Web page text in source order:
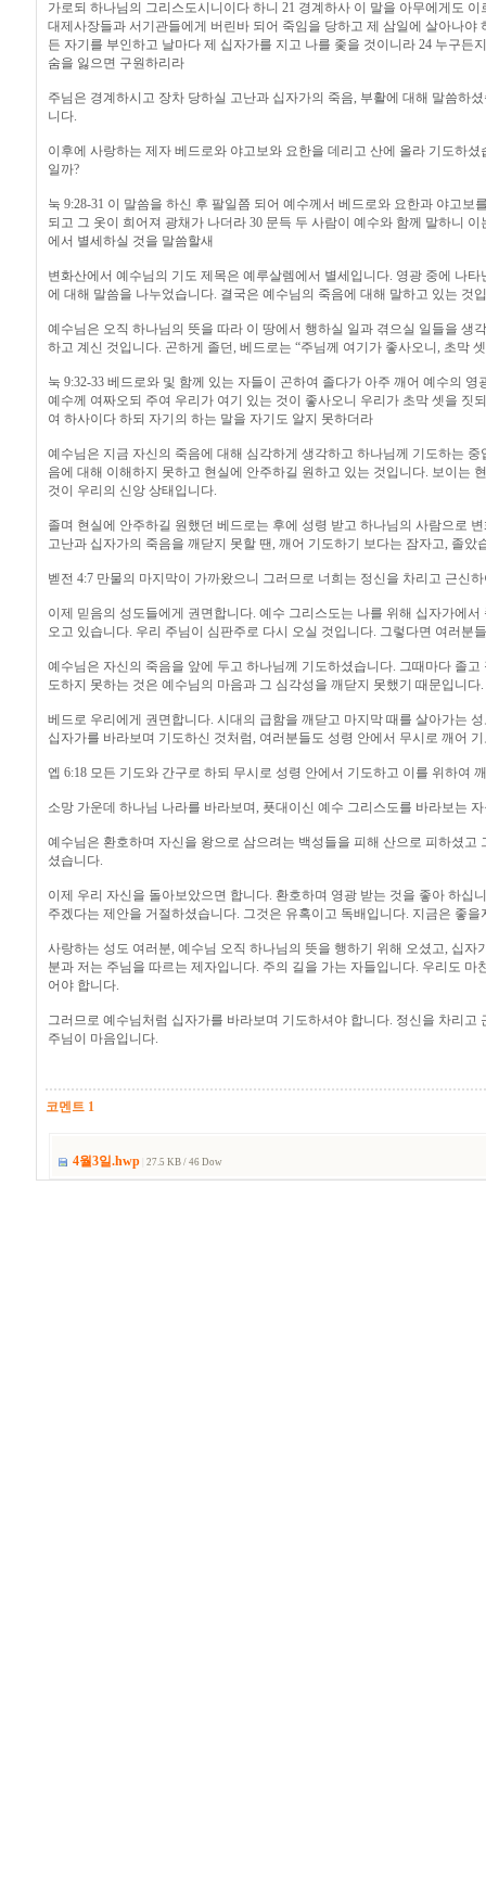
가로되 하나님의 그리스도시니이다 하니 21 경계하사 이 말을 아무에게도
대제사장들과 서기관들에게 버린바 되어 죽임을 당하고 제 삼일에 살아나
든 자기를 부인하고 날마다 제 십자가를 지고 나를 좇을 것이니라 24 누구
숨을 잃으면 구원하리라
주님은 경계하시고 장차 당하실 고난과 십자가의 죽음, 부활에 대해 말씀하
니다.
이후에 사랑하는 제자 베드로와 야고보와 요한을 데리고 산에 올라 기도하
일까?
눅 9:28-31 이 말씀을 하신 후 팔일쯤 되어 예수께서 베드로와 요한과 야고
되고 그 옷이 희어져 광채가 나더라 30 문득 두 사람이 예수와 함께 말하니
에서 별세하실 것을 말씀할새
변화산에서 예수님의 기도 제목은 예루살렘에서 별세입니다. 영광 중에 나
에 대해 말씀을 나누었습니다. 결국은 예수님의 죽음에 대해 말하고 있는 것
예수님은 오직 하나님의 뜻을 따라 이 땅에서 행하실 일과 겪으실 일들을
하고 계신 것입니다. 곤하게 졸던, 베드로는 “주님께 여기가 좋사오니, 초막
눅 9:32-33 베드로와 및 함께 있는 자들이 곤하여 졸다가 아주 깨어 예수의
예수께 여짜오되 주여 우리가 여기 있는 것이 좋사오니 우리가 초막 셋을 짓
여 하사이다 하되 자기의 하는 말을 자기도 알지 못하더라
예수님은 지금 자신의 죽음에 대해 심각하게 생각하고 하나님께 기도하는
음에 대해 이해하지 못하고 현실에 안주하길 원하고 있는 것입니다. 보이는
것이 우리의 신앙 상태입니다.
졸며 현실에 안주하길 원했던 베드로는 후에 성령 받고 하나님의 사람으로
고난과 십자가의 죽음을 깨닫지 못할 땐, 깨어 기도하기 보다는 잠자고, 졸
벧전 4:7 만물의 마지막이 가까왔으니 그러므로 너희는 정신을 차리고 근신
이제 믿음의 성도들에게 권면합니다. 예수 그리스도는 나를 위해 십자가에
오고 있습니다. 우리 주님이 심판주로 다시 오실 것입니다. 그렇다면 여러분
예수님은 자신의 죽음을 앞에 두고 하나님께 기도하셨습니다. 그때마다 졸
도하지 못하는 것은 예수님의 마음과 그 심각성을 깨닫지 못했기 때문입니다.
베드로 우리에게 권면합니다. 시대의 급함을 깨닫고 마지막 때를 살아가는
십자가를 바라보며 기도하신 것처럼, 여러분들도 성령 안에서 무시로 깨어
엡 6:18 모든 기도와 간구로 하되 무시로 성령 안에서 기도하고 이를 위하여
소망 가운데 하나님 나라를 바라보며, 푯대이신 예수 그리스도를 바라보는
예수님은 환호하며 자신을 왕으로 삼으려는 백성들을 피해 산으로 피하셨
셨습니다.
이제 우리 자신을 돌아보았으면 합니다. 환호하며 영광 받는 것을 좋아 하십
주겠다는 제안을 거절하셨습니다. 그것은 유혹이고 독배입니다. 지금은 좋
사랑하는 성도 여러분, 예수님 오직 하나님의 뜻을 행하기 위해 오셨고, 십
분과 저는 주님을 따르는 제자입니다. 주의 길을 가는 자들입니다. 우리도
어야 합니다.
그러므로 예수님처럼 십자가를 바라보며 기도하셔야 합니다. 정신을 차리
주님이 마음입니다.
코멘트 1
4월3일.hwp 27.5 KB / 46 Dow